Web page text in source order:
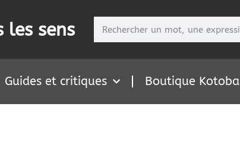
les sens
Guides et critiques Boutique Kotoba